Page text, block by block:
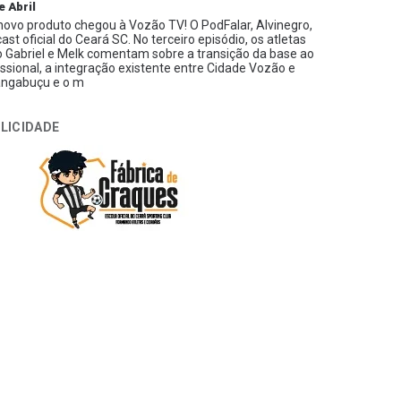
Abril
produto chegou à Vozão TV! O PodFalar, Alvinegro,
oficial do Ceará SC. No terceiro episódio, os atletas
Gabriel e Melk comentam sobre a transição da base ao
a integração existente entre Cidade Vozão e
e o m